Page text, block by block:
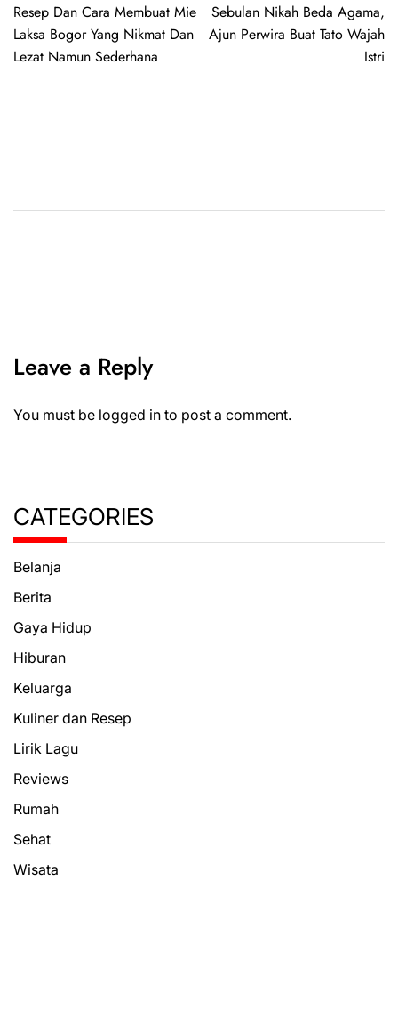
Resep Dan Cara Membuat Mie
Laksa Bogor Yang Nikmat Dan
Lezat Namun Sederhana
Sebulan Nikah Beda Agama,
Ajun Perwira Buat Tato Wajah
Istri
Leave a Reply
You must be logged in to post a comment.
CATEGORIES
Belanja
Berita
Gaya Hidup
Hiburan
Keluarga
Kuliner dan Resep
Lirik Lagu
Reviews
Rumah
Sehat
Wisata